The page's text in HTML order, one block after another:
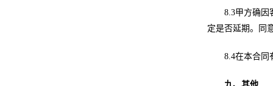
8.3甲方确因
定是否延期。同
8.4在本合同